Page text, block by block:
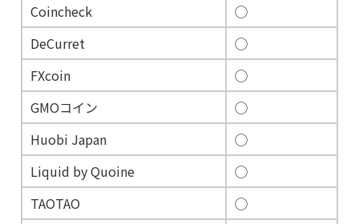
Coincheck
◯
DeCurret
◯
FXcoin
◯
GMOコイン
◯
Huobi Japan
◯
Liquid by Quoine
◯
TAOTAO
◯